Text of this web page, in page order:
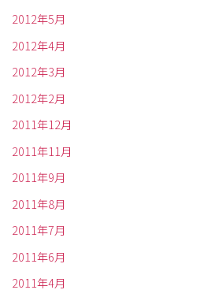
2012年5月
2012年4月
2012年3月
2012年2月
2011年12月
2011年11月
2011年9月
2011年8月
2011年7月
2011年6月
2011年4月